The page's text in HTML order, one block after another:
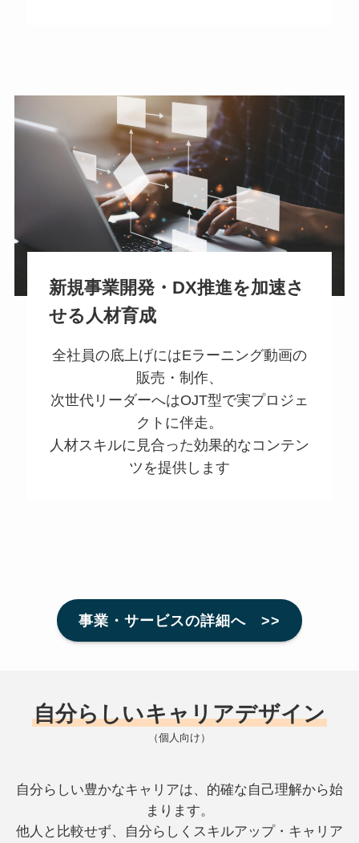
新規事業開発・DX推進を加速さ
せる人材育成
全社員の底上げにはEラーニング動画の
販売・制作、
次世代リーダーへはOJT型で実プロジェ
クトに伴走。
人材スキルに見合った効果的なコンテン
ツを提供します
事業・サービスの詳細へ >>
自分らしいキャリアデザイン
（個人向け）
自分らしい豊かなキャリアは、的確な自己理解から始
まります。
他人と比較せず、自分らしくスキルアップ・キャリア